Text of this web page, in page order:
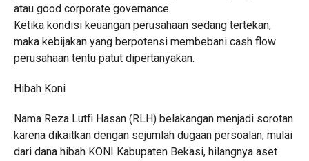
atau good corporate governance.
Ketika kondisi keuangan perusahaan sedang tertekan,
maka kebijakan yang berpotensi membebani cash flow
perusahaan tentu patut dipertanyakan.
Hibah Koni
Nama Reza Lutfi Hasan (RLH) belakangan menjadi sorotan
karena dikaitkan dengan sejumlah dugaan persoalan, mulai
dari dana hibah KONI Kabupaten Bekasi, hilangnya aset